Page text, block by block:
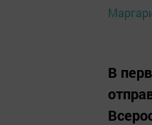
В